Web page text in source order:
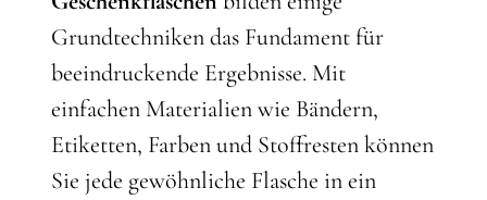
Grundtechniken das Fundament für
beeindruckende Ergebnisse. Mit
einfachen Materialien wie Bändern,
Etiketten, Farben und Stoffresten können
Sie jede gewöhnliche Flasche in ein